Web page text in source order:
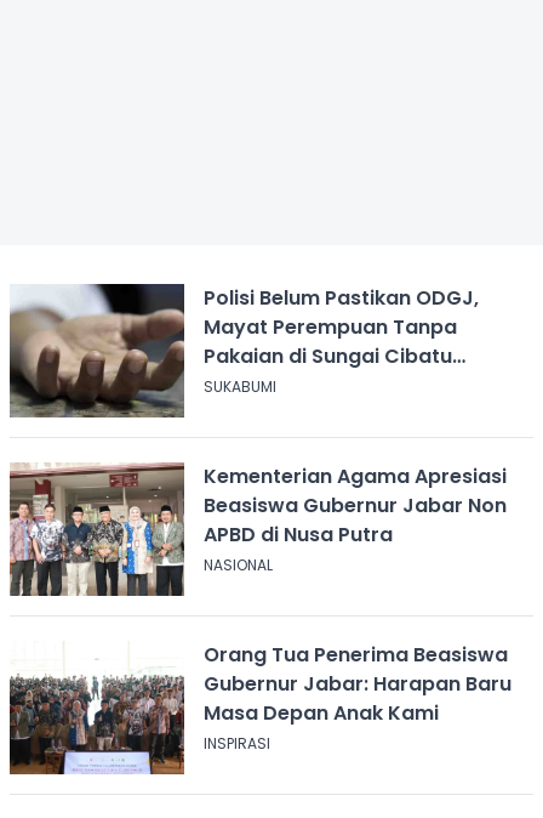
Polisi Belum Pastikan ODGJ,
Mayat Perempuan Tanpa
Pakaian di Sungai Cibatu
Cikembar
SUKABUMI
Kementerian Agama Apresiasi
Beasiswa Gubernur Jabar Non
APBD di Nusa Putra
NASIONAL
Orang Tua Penerima Beasiswa
Gubernur Jabar: Harapan Baru
Masa Depan Anak Kami
INSPIRASI